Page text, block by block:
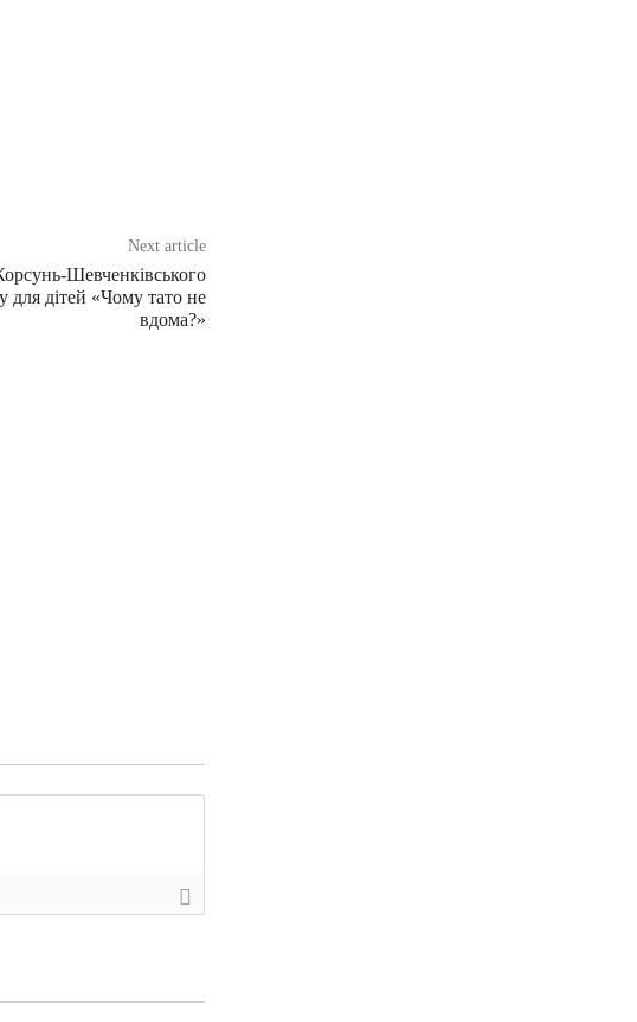
Next article
Шевченківського
для дітей «Чому тато не
вдома?»